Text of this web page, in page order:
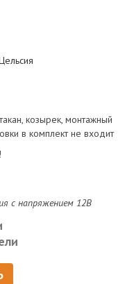
козырек, монтажный
в комплект не входит
с напряжением 12В